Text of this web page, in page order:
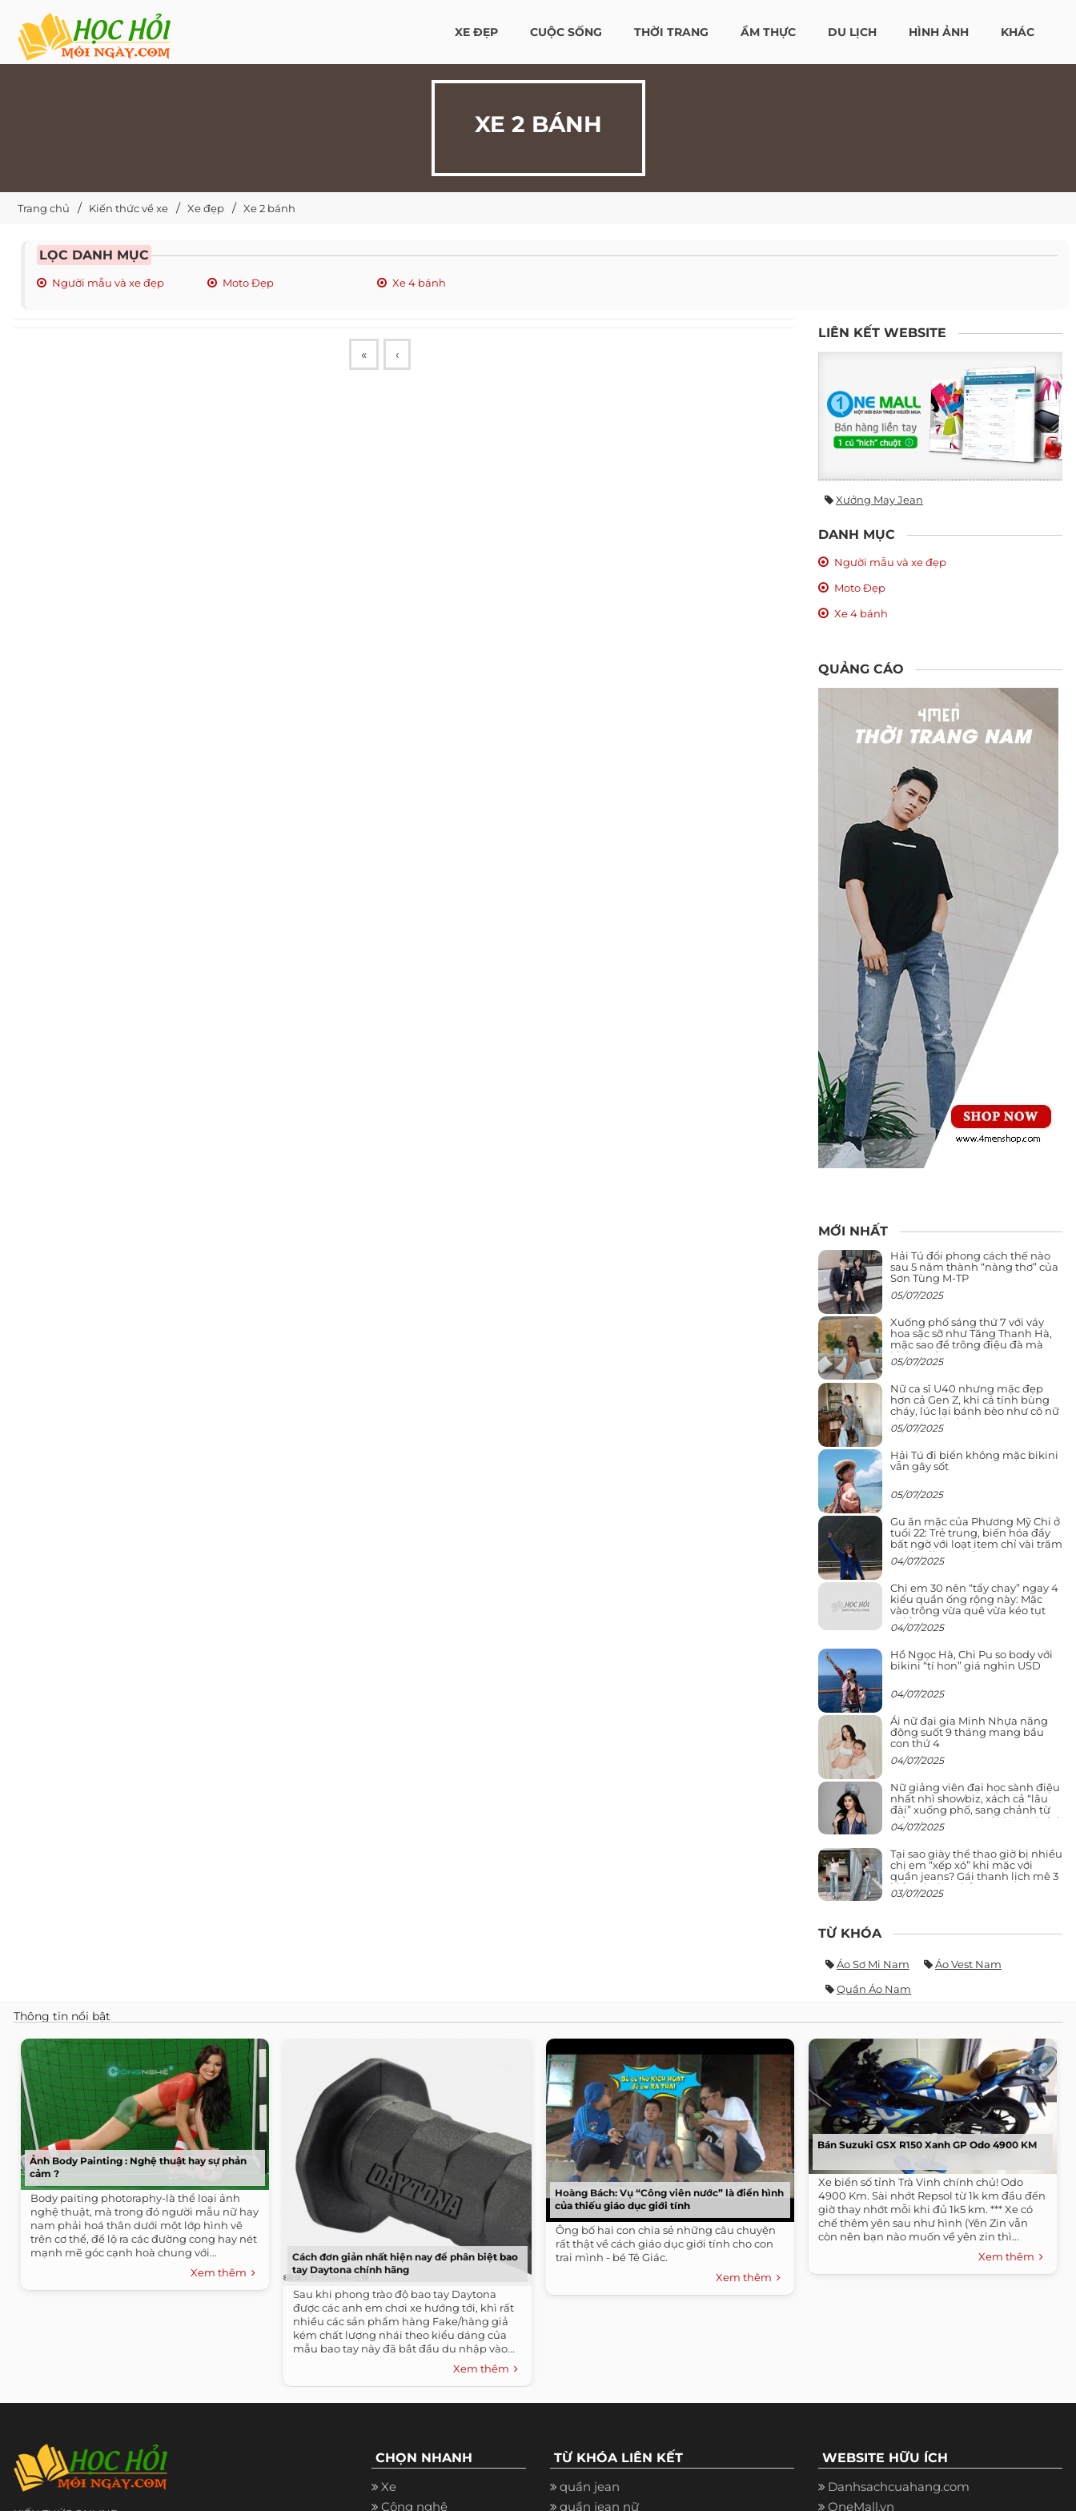
XE ĐẸP CUỘC SỐNG THỜI TRANG ẨM THỰC DU LỊCH HÌNH ẢNH KHÁC
XE 2 BÁNH
Trang chủ Kiến thức về xe Xe đẹp Xe 2 bánh
LỌC DANH MỤC
Người mẫu và xe đẹp Moto Đẹp Xe 4 bánh
« ‹
LIÊN KẾT WEBSITE
Xưởng May Jean
DANH MỤC
Người mẫu và xe đẹp
Moto Đẹp
Xe 4 bánh
QUẢNG CÁO
MỚI NHẤT
Hải Tú đổi phong cách thế nào
sau 5 năm thành “nàng thơ” của
Sơn Tùng M-TP
05/07/2025
Xuống phố sáng thứ 7 với váy
hoa sặc sỡ như Tăng Thanh Hà,
mặc sao để trông điệu đà mà
không sến
05/07/2025
Nữ ca sĩ U40 nhưng mặc đẹp
hơn cả Gen Z, khi cá tính bùng
cháy, lúc lại bánh bèo như cô nữ
chính ngôn tình
05/07/2025
Hải Tú đi biển không mặc bikini
vẫn gây sốt
05/07/2025
Gu ăn mặc của Phương Mỹ Chi ở
tuổi 22: Trẻ trung, biến hóa đầy
bất ngờ với loạt item chỉ vài trăm
nghìn đã mua được
04/07/2025
Chị em 30 nên “tẩy chay” ngay 4
kiểu quần ống rộng này: Mặc
vào trông vừa quê vừa kéo tụt
chiều cao
04/07/2025
Hồ Ngọc Hà, Chi Pu so body với
bikini “tí hon” giá nghìn USD
04/07/2025
Ái nữ đại gia Minh Nhựa năng
động suốt 9 tháng mang bầu
con thứ 4
04/07/2025
Nữ giảng viên đại học sành điệu
nhất nhì showbiz, xách cả “lâu
đài” xuống phố, sang chảnh từ
giảng đường ra phố khó ai đọ lại
04/07/2025
Tại sao giày thể thao giờ bị nhiều
chị em “xếp xó” khi mặc với
quần jeans? Gái thanh lịch mê 3
kiểu này hơn hẳn
03/07/2025
TỪ KHÓA
Áo Sơ Mi Nam
Áo Vest Nam
Quần Áo Nam
Thông tin nổi bật
Ảnh Body Painting : Nghệ thuật hay sự phản
cảm ?
Body paiting photoraphy-là thể loại ảnh
nghệ thuật, mà trong đó người mẫu nữ hay
nam phải hoá thân dưới một lớp hình vẽ
trên cơ thể, để lộ ra các đường cong hay nét
mạnh mẽ góc cạnh hoà chung với...
Xem thêm
Cách đơn giản nhất hiện nay để phân biệt bao
tay Daytona chính hãng
Sau khi phong trào độ bao tay Daytona
được các anh em chơi xe hướng tới, khì rất
nhiều các sản phẩm hàng Fake/hàng giả
kém chất lượng nhái theo kiểu dáng của
mẫu bao tay này đã bắt đầu du nhập vào...
Xem thêm
Hoàng Bách: Vụ “Công viên nước” là điển hình
của thiếu giáo dục giới tính
Ông bố hai con chia sẻ những câu chuyện
rất thật về cách giáo dục giới tính cho con
trai mình - bé Tê Giác.
Xem thêm
Bán Suzuki GSX R150 Xanh GP Odo 4900 KM
Xe biển số tỉnh Trà Vinh chính chủ! Odo
4900 Km. Sài nhớt Repsol từ 1k km đầu đến
giờ thay nhớt mỗi khi đủ 1k5 km. *** Xe có
chế thêm yên sau như hình (Yên Zin vẫn
còn nên bạn nào muốn về yên zin thì...
Xem thêm
CHỌN NHANH
Xe
Công nghệ
TỪ KHÓA LIÊN KẾT
quần jean
quần jean nữ
WEBSITE HỮU ÍCH
Danhsachcuahang.com
OneMall.vn